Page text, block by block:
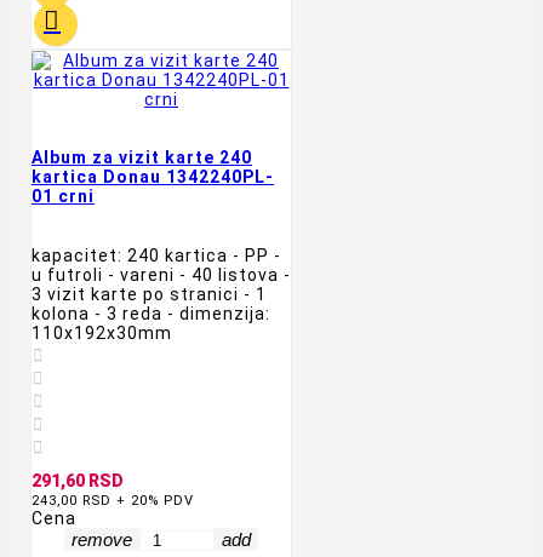

Album za vizit karte 240
kartica Donau 1342240PL-
01 crni
kapacitet: 240 kartica - PP -
u futroli - vareni - 40 listova -
3 vizit karte po stranici - 1
kolona - 3 reda - dimenzija:
110x192x30mm





291,60 RSD
243,00 RSD + 20% PDV
Cena
remove add